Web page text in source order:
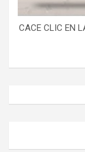
CACE CLIC EN